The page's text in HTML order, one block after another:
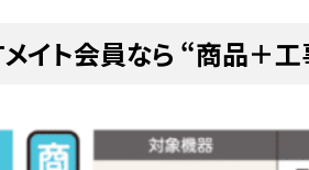
メイト会員なら “商品＋